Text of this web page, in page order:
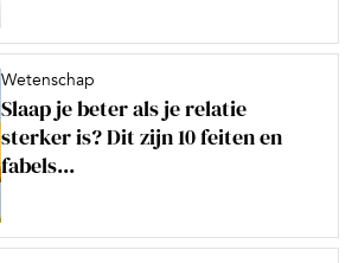
Wetenschap
Slaap je beter als je relatie
sterker is? Dit zijn 10 feiten en
fabels...